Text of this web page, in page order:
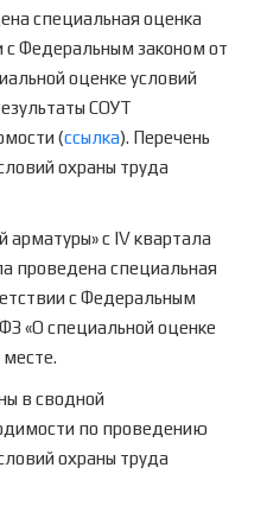
специальная оценка
с Федеральным законом от
оценке условий
СОУТ
(ссылка). Перечень
охраны труда
с IV квартала
проведена специальная
с Федеральным
«О специальной оценке
в сводной
по проведению
охраны труда